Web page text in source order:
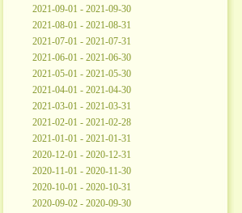
2021-09-01 - 2021-09-30
2021-08-01 - 2021-08-31
2021-07-01 - 2021-07-31
2021-06-01 - 2021-06-30
2021-05-01 - 2021-05-30
2021-04-01 - 2021-04-30
2021-03-01 - 2021-03-31
2021-02-01 - 2021-02-28
2021-01-01 - 2021-01-31
2020-12-01 - 2020-12-31
2020-11-01 - 2020-11-30
2020-10-01 - 2020-10-31
2020-09-02 - 2020-09-30